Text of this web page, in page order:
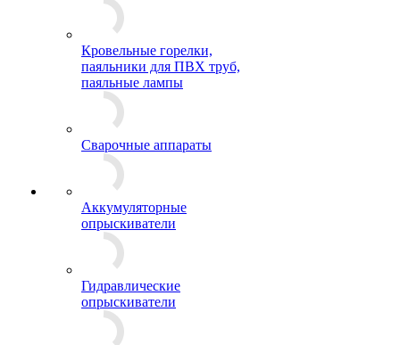
Кровельные горелки,
паяльники для ПВХ труб,
паяльные лампы
Сварочные аппараты
Аккумуляторные
опрыскиватели
Гидравлические
опрыскиватели